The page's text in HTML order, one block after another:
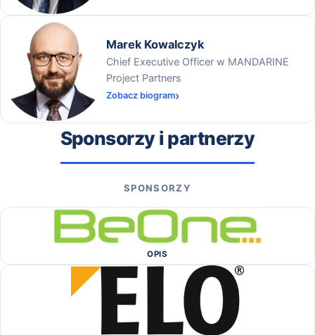
Marek Kowalczyk
Chief Executive Officer w MANDARINE
Project Partners
Zobacz biogram
Sponsorzy i partnerzy
SPONSORZY
OPIS